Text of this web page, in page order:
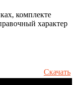
комплекте
характер
Скачать